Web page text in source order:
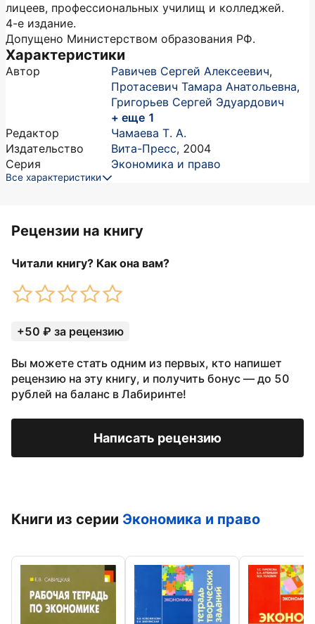
лицеев, профессиональных училищ и колледжей.
4-е издание.
Допущено Министерством образования РФ.
Характеристики
Автор Равичев Сергей Алексеевич,
Протасевич Тамара Анатольевна,
Григорьев Сергей Эдуардович
+ еще 1
Редактор
Чамаева Т. А.
Издательство
Вита-Пресс, 2004
Серия
Экономика и право
Все характеристики
Рецензии на книгу
Читали книгу? Как она вам?
+50 ₽ за рецензию
Вы можете стать одним из первых, кто напишет
рецензию на эту книгу, и получить бонус — до 50
рублей на баланс в Лабиринте!
Написать рецензию
Книги из серии Экономика и право